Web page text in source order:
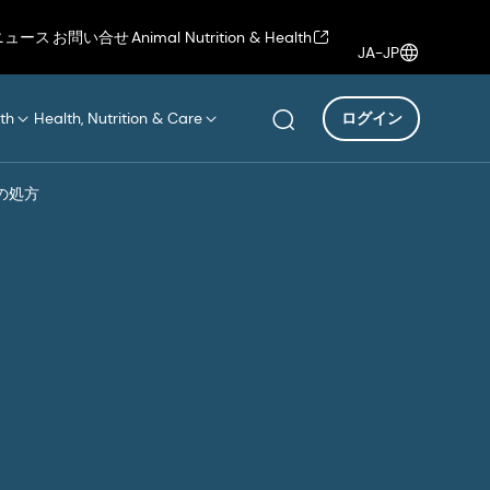
ュース お問い合せAnimal Nutrition & Health
JA-JP
Health, Nutrition & Care ログイン
処方